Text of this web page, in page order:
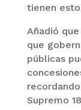
tienen
Añadió
que
públicas
Supremo